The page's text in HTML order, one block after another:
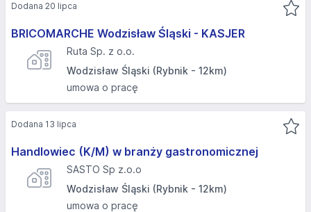
BRICOMARCHE Wodzisław Śląski - KASJER
Ruta Sp. z o.o.
Wodzisław Śląski (Rybnik - 12km)
umowa o pracę
Dodana 20 lipca
Handlowiec (K/M) w branży gastronomicznej
SASTO Sp z.o.o
Wodzisław Śląski (Rybnik - 12km)
umowa o pracę
Dodana 13 lipca